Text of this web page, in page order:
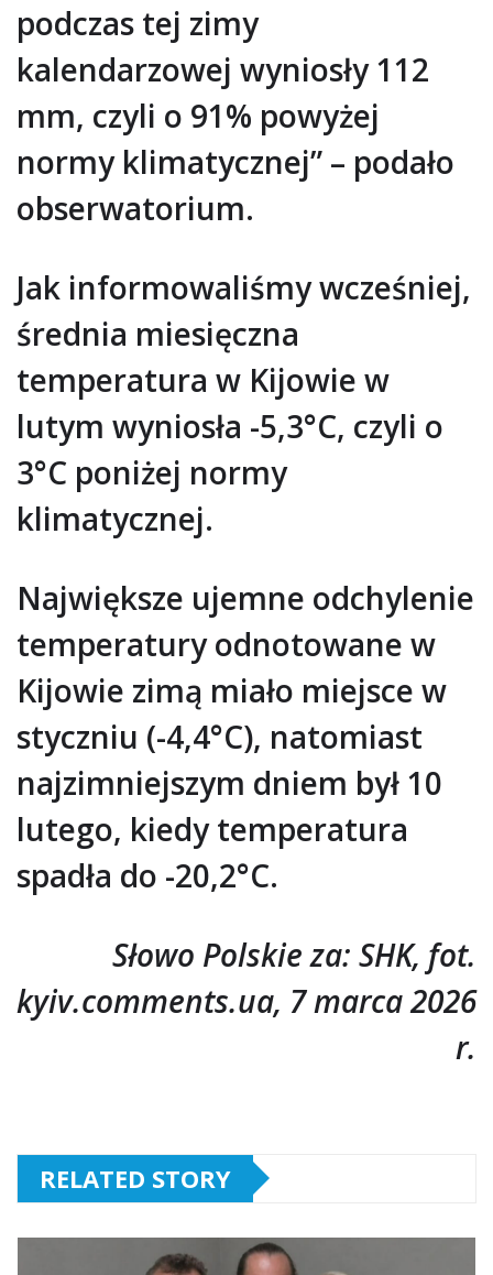
podczas tej zimy
kalendarzowej wyniosły 112
mm, czyli o 91% powyżej
normy klimatycznej” – podało
obserwatorium.
Jak informowaliśmy wcześniej,
średnia miesięczna
temperatura w Kijowie w
lutym wyniosła -5,3°C, czyli o
3°C poniżej normy
klimatycznej.
Największe ujemne odchylenie
temperatury odnotowane w
Kijowie zimą miało miejsce w
styczniu (-4,4°C), natomiast
najzimniejszym dniem był 10
lutego, kiedy temperatura
spadła do -20,2°C.
Słowo Polskie za: SHK, fot.
kyiv.comments.ua, 7 marca 2026
r.
RELATED STORY